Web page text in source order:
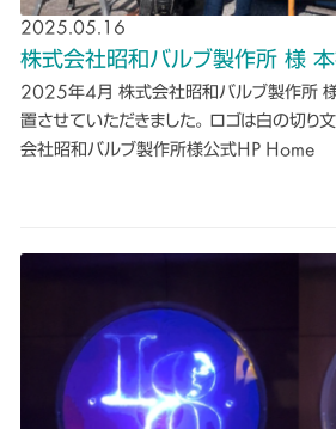
2025.05.16
株式会社昭和バルブ製作所 様
2025年4月 株式会社昭和バルブ製作所
置させていただきました。 ロゴは白の切
会社昭和バルブ製作所様公式HP Home